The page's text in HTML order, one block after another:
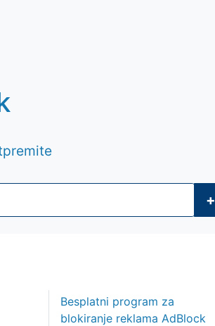
+
Besplatni program za
blokiranje reklama AdBlock